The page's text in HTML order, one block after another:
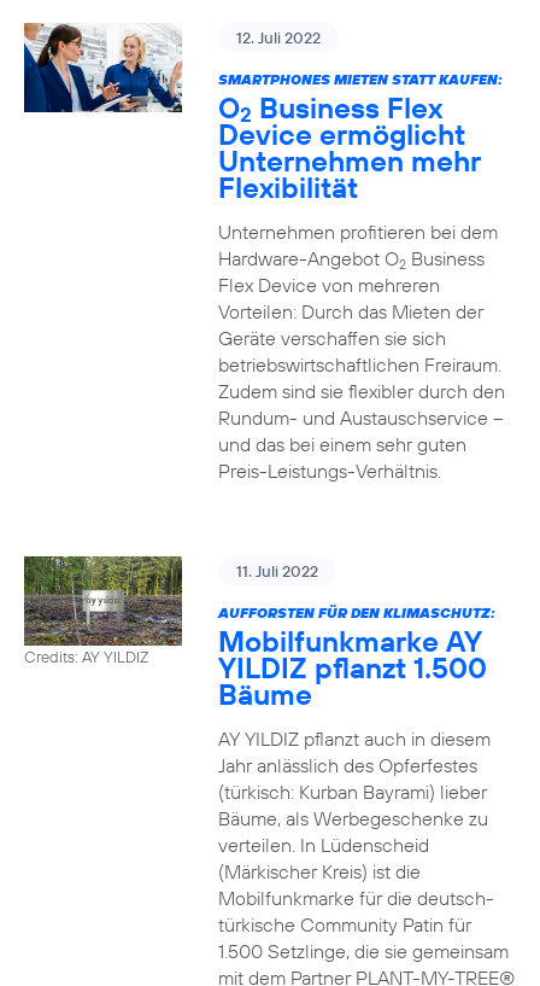
12. Juli 2022
SMARTPHONES MIETEN STATT KAUFEN:
O2 Business Flex
Device ermöglicht
Unternehmen mehr
Flexibilität
Unternehmen profitieren bei dem
Hardware-Angebot O2Business
Flex Device von mehreren
Vorteilen: Durch das Mieten der
Geräte verschaffen sie sich
betriebswirtschaftlichen Freiraum.
Zudem sind sie flexibler durch den
Rundum- und Austauschservice –
und das bei einem sehr guten
Preis-Leistungs-Verhältnis.
Credits: AY YILDIZ
11. Juli 2022
AUFFORSTEN FÜR DEN KLIMASCHUTZ:
Mobilfunkmarke AY
YILDIZ pflanzt 1.500
Bäume
AY YILDIZ pflanzt auch in diesem
Jahr anlässlich des Opferfestes
(türkisch: Kurban Bayrami) lieber
Bäume, als Werbegeschenke zu
verteilen. In Lüdenscheid
(Märkischer Kreis) ist die
Mobilfunkmarke für die deutsch-
türkische Community Patin für
1.500 Setzlinge, die sie gemeinsam
mit dem Partner PLANT-MY-TREE®